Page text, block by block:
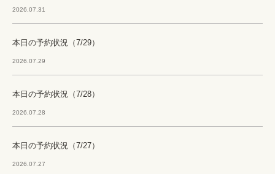
2026.07.31
本日の予約状況（7/29）
2026.07.29
本日の予約状況（7/28）
2026.07.28
本日の予約状況（7/27）
2026.07.27